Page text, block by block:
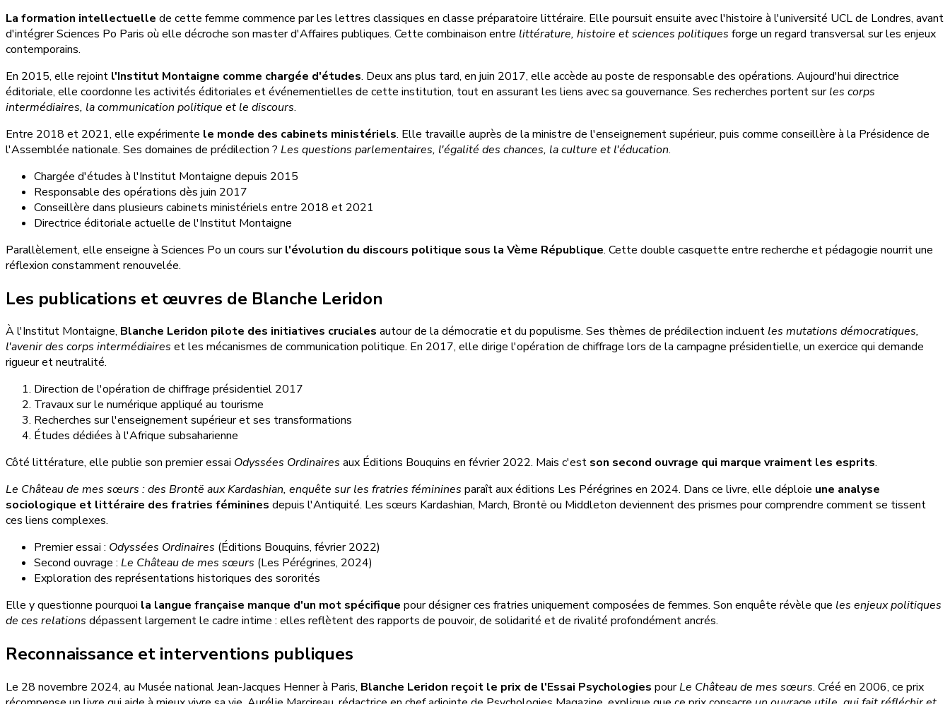
La formation intellectuelle de cette femme commence par les lettres classiques en classe préparatoire littéraire. Elle poursuit ensuite avec l'histoire à l'université UCL de Londres, avant
d'intégrer Sciences Po Paris où elle décroche son master d'Affaires publiques. Cette combinaison entre littérature, histoire et sciences politiques forge un regard transversal sur les enjeux
contemporains.
En 2015, elle rejoint l'Institut Montaigne comme chargée d'études. Deux ans plus tard, en juin 2017, elle accède au poste de responsable des opérations. Aujourd'hui directrice
éditoriale, elle coordonne les activités éditoriales et événementielles de cette institution, tout en assurant les liens avec sa gouvernance. Ses recherches portent surles corps
intermédiaires, la communication politique et le discours.
Entre 2018 et 2021, elle expérimente le monde des cabinets ministériels. Elle travaille auprès de la ministre de l'enseignement supérieur, puis comme conseillère à la Présidence de
l'Assemblée nationale. Ses domaines de prédilection ? Les questions parlementaires, l'égalité des chances, la culture et l'éducation.
Chargée d'études à l'Institut Montaigne depuis 2015
Responsable des opérations dès juin 2017
Conseillère dans plusieurs cabinets ministériels entre 2018 et 2021
Directrice éditoriale actuelle de l'Institut Montaigne
Parallèlement, elle enseigne à Sciences Po un cours surl'évolution du discours politique sous la Vème République. Cette double casquette entre recherche et pédagogie nourrit une
réflexion constamment renouvelée.
Les publications et œuvres de Blanche Leridon
À l'Institut Montaigne, Blanche Leridon pilote des initiatives cruciales autour de la démocratie et du populisme. Ses thèmes de prédilection incluent les mutations démocratiques,
l'avenir des corps intermédiaires et les mécanismes de communication politique. En 2017, elle dirige l'opération de chiffrage lors de la campagne présidentielle, un exercice qui demande
rigueur et neutralité.
Direction de l'opération de chiffrage présidentiel 2017
Travaux sur le numérique appliqué au tourisme
Recherches sur l'enseignement supérieur et ses transformations
Études dédiées à l'Afrique subsaharienne
Côté littérature, elle publie son premier essai Odyssées Ordinaires aux Éditions Bouquins en février 2022. Mais c'est son second ouvrage qui marque vraiment les esprits.
Le Château de mes sœurs : des Brontë aux Kardashian, enquête sur les fratries féminines paraît aux éditions Les Pérégrines en 2024. Dans ce livre, elle déploie une analyse
sociologique et littéraire des fratries féminines depuis l'Antiquité. Les sœurs Kardashian, March, Brontë ou Middleton deviennent des prismes pour comprendre comment se tissent
ces liens complexes.
Premier essai : Odyssées Ordinaires (Éditions Bouquins, février 2022)
Second ouvrage : Le Château de mes sœurs (Les Pérégrines, 2024)
Exploration des représentations historiques des sororités
Elle y questionne pourquoi la langue française manque d'un mot spécifique pour désigner ces fratries uniquement composées de femmes. Son enquête révèle que les enjeux politiques
de ces relations dépassent largement le cadre intime : elles reflètent des rapports de pouvoir, de solidarité et de rivalité profondément ancrés.
Reconnaissance et interventions publiques
Le 28 novembre 2024, au Musée national Jean-Jacques Henner à Paris, Blanche Leridon reçoit le prix de l'Essai Psychologies pourLe Château de mes sœurs. Créé en 2006, ce prix